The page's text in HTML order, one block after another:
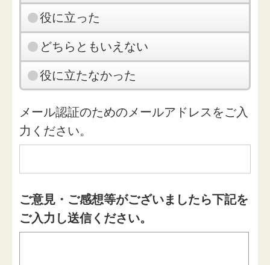
役に立った
どちらともいえない
役に立たなかった
メール認証のためのメールアドレスをご入
力ください。
ご意見・ご感想等がございましたら下記を
ご入力し送信ください。